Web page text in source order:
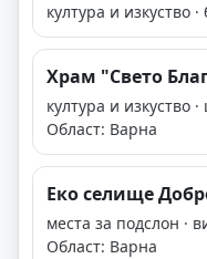
култура и изкуство
Храм "Свето
култура и изкуство
Област: Варна
Еко селище
места за подслон ·
Област: Варна